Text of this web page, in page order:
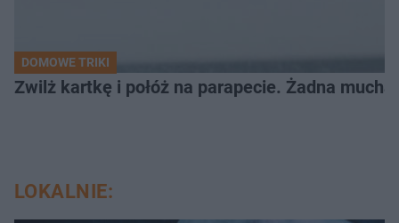
DOMOWE TRIKI
Zwilż kartkę i połóż na parapecie. Żadna
LOKALNIE: